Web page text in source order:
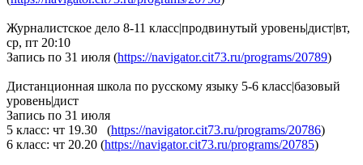
Журналистское дело 8-11 класс|продвинутый уровень|дист|вт,
ср, пт 20:10
Запись по 31 июля (https://navigator.cit73.ru/programs/20789)
Дистанционная школа по русскому языку 5-6 класс|базовый
уровень|дист
Запись по 31 июля
5 класс: чт 19.30 (https://navigator.cit73.ru/programs/20786)
6 класс: чт 20.20 (https://navigator.cit73.ru/programs/20785)